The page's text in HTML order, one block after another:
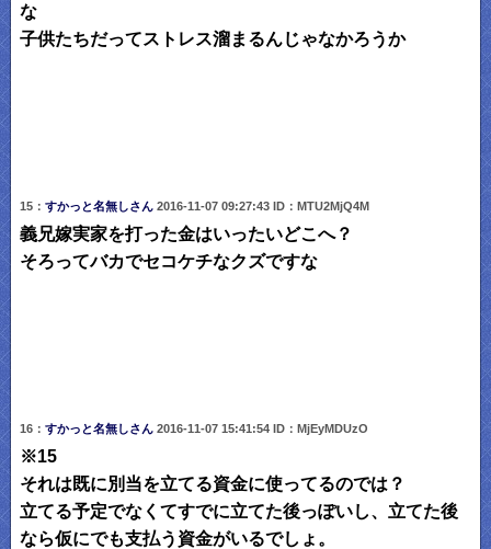
な
子供たちだってストレス溜まるんじゃなかろうか
15： すかっと名無しさん 2016-11-07 09:27:43 ID：MTU2MjQ4M
義兄嫁実家を打った金はいったいどこへ？
そろってバカでセコケチなクズですな
16： すかっと名無しさん 2016-11-07 15:41:54 ID：MjEyMDUzO
※15
それは既に別当を立てる資金に使ってるのでは？
立てる予定でなくてすでに立てた後っぽいし、立てた後
なら仮にでも支払う資金がいるでしょ。